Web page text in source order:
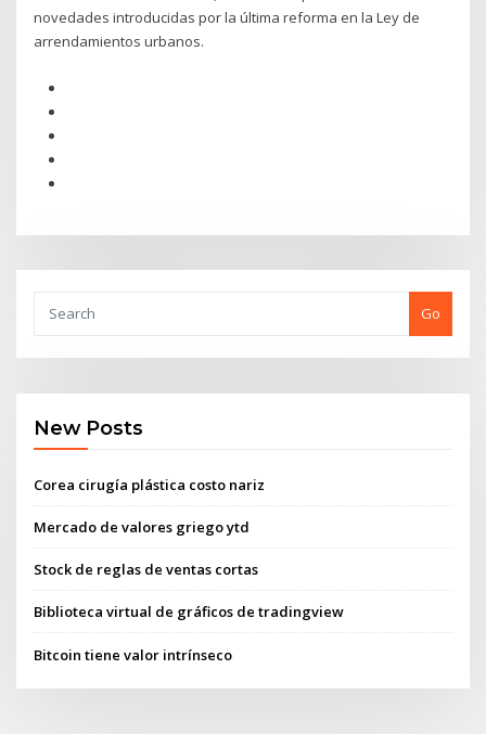
novedades introducidas por la última reforma en la Ley de
arrendamientos urbanos.
Go
New Posts
Corea cirugía plástica costo nariz
Mercado de valores griego ytd
Stock de reglas de ventas cortas
Biblioteca virtual de gráficos de tradingview
Bitcoin tiene valor intrínseco